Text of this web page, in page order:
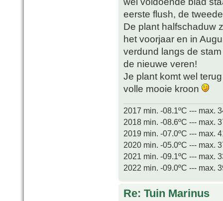
eerste flush, de
De plant halfschaduw
het voorjaar en in
verdund langs de
de nieuwe veren!
Je plant komt wel
volle mooie kroon
2017 min. -08.1ºC --- max.
2018 min. -08.6ºC --- max.
2019 min. -07.0ºC --- max.
2020 min. -05.0ºC --- max.
2021 min. -09.1ºC --- max.
2022 min. -09.0ºC --- max.
Re: Tuin Marinus